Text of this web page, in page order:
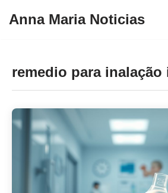
conteúdo
Anna Maria Noticias
remedio para inalação